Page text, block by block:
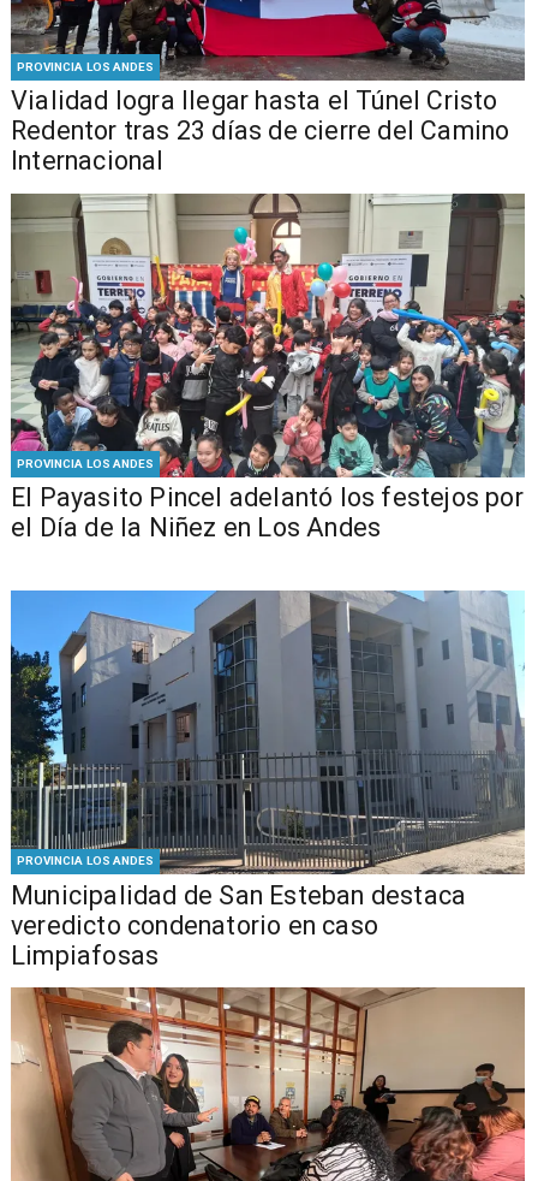
PROVINCIA LOS ANDES
Vialidad logra llegar hasta el Túnel Cristo
Redentor tras 23 días de cierre del Camino
Internacional
PROVINCIA LOS ANDES
El Payasito Pincel adelantó los festejos por
el Día de la Niñez en Los Andes
PROVINCIA LOS ANDES
Municipalidad de San Esteban destaca
veredicto condenatorio en caso
Limpiafosas